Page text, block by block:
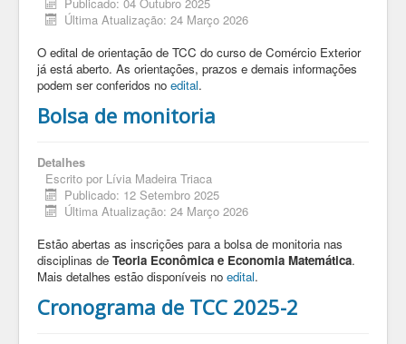
Última Atualização: 24 Março 2026
O edital de orientação de TCC do curso de Comércio Exterior
já está aberto. As orientações, prazos e demais informações
podem ser conferidos no edital.
Bolsa de monitoria
Detalhes
Escrito por Lívia Madeira Triaca
Publicado: 12 Setembro 2025
Última Atualização: 24 Março 2026
Estão abertas as inscrições para a bolsa de monitoria nas
disciplinas de Teoria Econômica e Economia Matemática.
Mais detalhes estão disponíveis no edital.
Cronograma de TCC 2025-2